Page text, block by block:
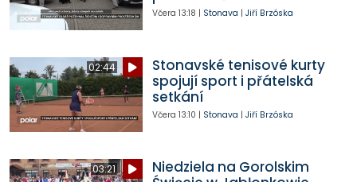
Včera 13:18 | Stonava | Jiří Brzóska
02:44
Stonavské tenisové kurty
spojují sport i přátelská
setkání
Včera 13:10 | Stonava | Jiří Brzóska
03:21
Niedziela na Gorolskim